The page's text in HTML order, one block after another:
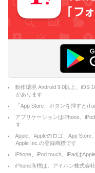
動作環境 Android 9.0以上、iOS
があります
「App Store」ボタンを押すと
アプリケーションはiPhone、
す
Apple、Appleのロゴ、App Store
Apple Inc.の登録商標です
iPhone、iPod touch、iPadは
iPhone商標は、アイホン株式会